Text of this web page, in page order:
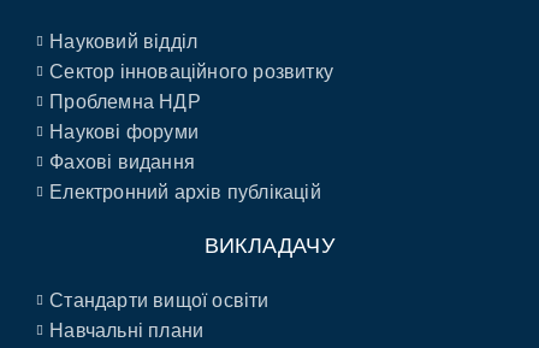
Науковий відділ
Сектор інноваційного розвитку
Проблемна НДР
Наукові форуми
Фахові видання
Електронний архів публікацій
ВИКЛАДАЧУ
Стандарти вищої освіти
Навчальні плани